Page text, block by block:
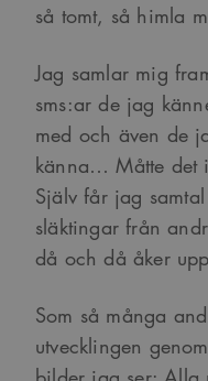
så tomt, så himla
Jag samlar mig
sms:ar de jag
med och även de
känna… Måtte det
Själv får jag
släktingar från
då och då åker
Som så många
utvecklingen